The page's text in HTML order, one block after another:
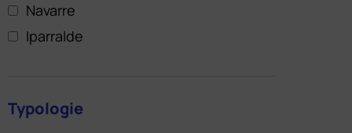
Navarre
Iparralde
Typologie